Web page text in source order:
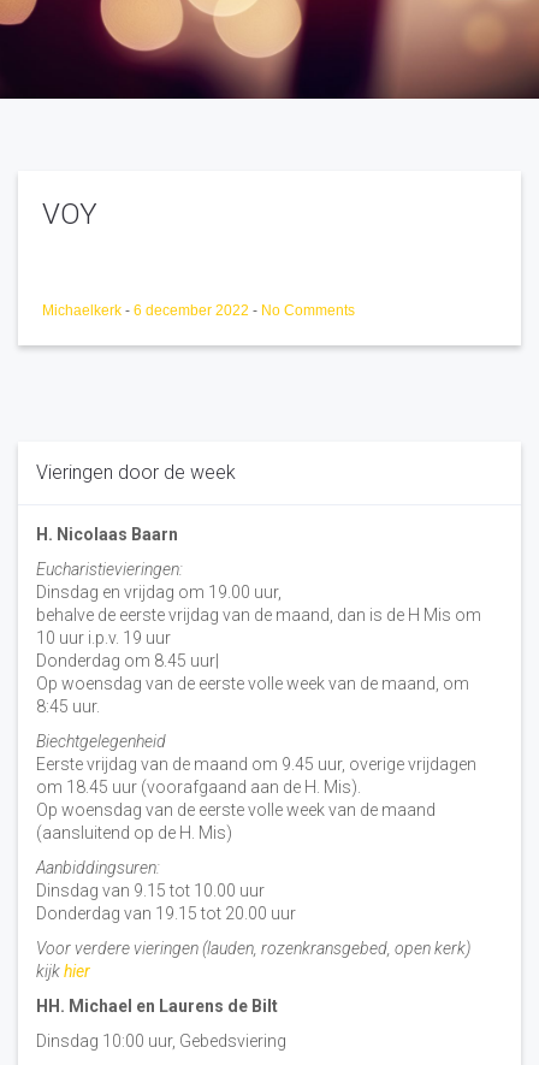
VOY
Michaelkerk - 6 december 2022 - No Comments
Vieringen door de week
H. Nicolaas Baarn
Eucharistievieringen:
Dinsdag en vrijdag om 19.00 uur,
behalve de eerste vrijdag van de maand, dan is de H Mis om
10 uur i.p.v. 19 uur
Donderdag om 8.45 uur|
Op woensdag van de eerste volle week van de maand, om
8:45 uur.
Biechtgelegenheid
Eerste vrijdag van de maand om 9.45 uur, overige vrijdagen
om 18.45 uur (voorafgaand aan de H. Mis).
Op woensdag van de eerste volle week van de maand
(aansluitend op de H. Mis)
Aanbiddingsuren:
Dinsdag van 9.15 tot 10.00 uur
Donderdag van 19.15 tot 20.00 uur
Voor verdere vieringen (lauden, rozenkransgebed, open kerk)
kijkhier
HH. Michael en Laurens de Bilt
Dinsdag 10:00 uur, Gebedsviering